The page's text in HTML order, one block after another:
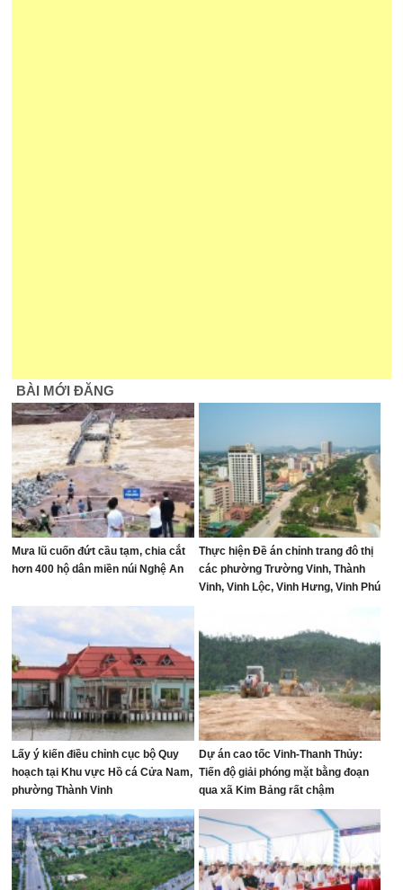
BÀI MỚI ĐĂNG
Mưa lũ cuốn đứt cầu tạm, chia cắt
hơn 400 hộ dân miền núi Nghệ An
Thực hiện Đề án chỉnh trang đô thị
các phường Trường Vinh, Thành
Vinh, Vinh Lộc, Vinh Hưng, Vinh Phú
Lấy ý kiến điều chỉnh cục bộ Quy
hoạch tại Khu vực Hồ cá Cửa Nam,
phường Thành Vinh
Dự án cao tốc Vinh-Thanh Thủy:
Tiến độ giải phóng mặt bằng đoạn
qua xã Kim Bảng rất chậm